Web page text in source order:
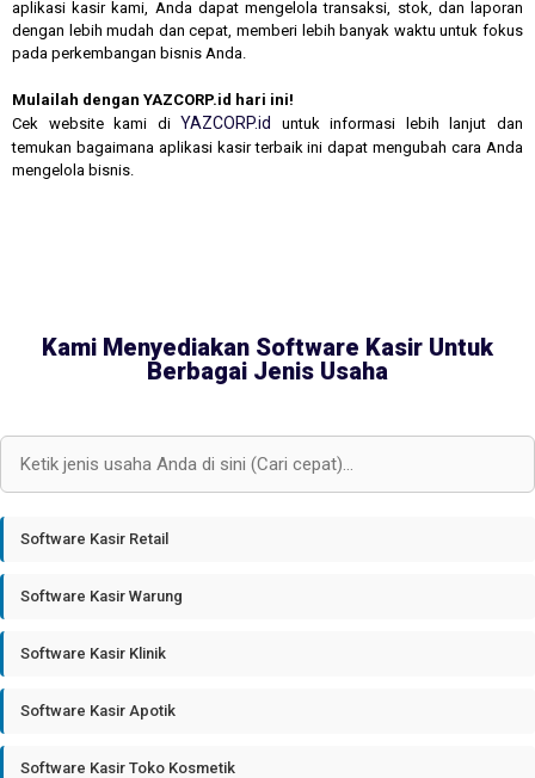
aplikasi kasir kami, Anda dapat mengelola transaksi, stok, dan laporan
dengan lebih mudah dan cepat, memberi lebih banyak waktu untuk fokus
pada perkembangan bisnis Anda.
Mulailah dengan YAZCORP.id hari ini!
Cek website kami di YAZCORP.id
untuk informasi lebih lanjut dan
temukan bagaimana aplikasi kasir terbaik ini dapat mengubah cara Anda
mengelola bisnis.
Kami Menyediakan Software Kasir Untuk
Berbagai Jenis Usaha
Software Kasir Retail
Software Kasir Warung
Software Kasir Klinik
Software Kasir Apotik
Software Kasir Toko Kosmetik